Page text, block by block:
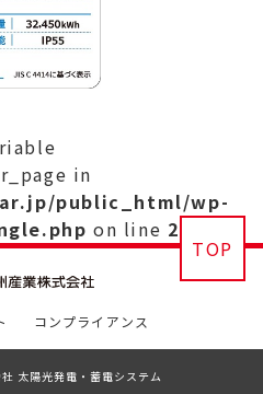
in
public_html/wp-
on line 29
TOP
コンプライアンス
太陽光発電・蓄電システム